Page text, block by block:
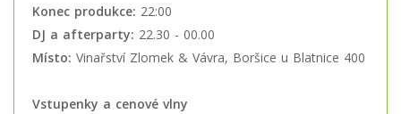
Konec produkce: 22:00
DJ a afterparty: 22.30 - 00.00
Místo: Vinařství Zlomek & Vávra, Boršice u Blatnice 400
Vstupenky a cenové vlny